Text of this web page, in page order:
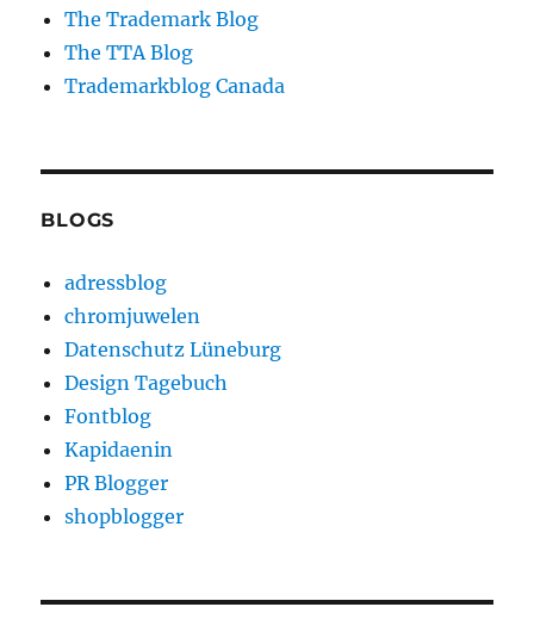
The Trademark Blog
The TTA Blog
Trademarkblog Canada
BLOGS
adressblog
chromjuwelen
Datenschutz Lüneburg
Design Tagebuch
Fontblog
Kapidaenin
PR Blogger
shopblogger